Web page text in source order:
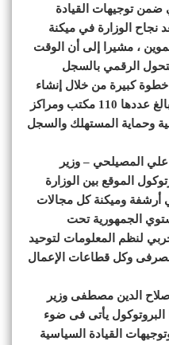
ضمن توجيهات القيادة
نجاح الوزارة في ميكنة
، مشيرا إلى أن الوقت
الرقمي بالسجل
خطوة كبيرة من خلال إنشاء
مراكز مميكنة ‏‏للسجل التجاري والبالغ عددها 110 مكتب ومراكز
وحماية ‏‏المستهلك والسجل
المصيلحي – وزير
الموقع بين الوزارة
أرشفة وميكنة كل مجالات
الجمهورية تحت
لنظم ‏‏المعلومات لتوحيد
وكل قطاعات ‏‏الإعمال
الدين مصطفى وزير
البروتوكول يأتى فى ضوء
القيادة السياسية